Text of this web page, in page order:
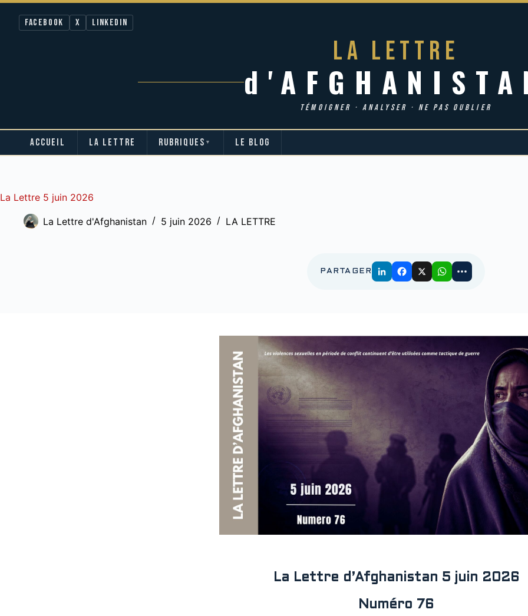
Facebook X LinkedIn
LA LETTRE
TÉMOIGNER · ANALYSER · NE PAS OUBLIER
ACCUEIL LA LETTRE RUBRIQUES ▼
LE BLOG
La Lettre 5 juin 2026
La Lettre d'Afghanistan 5 juin 2026 LA LETTRE
PARTAGER
La Lettre d’Afghanistan 5 juin 2026
Numéro 76